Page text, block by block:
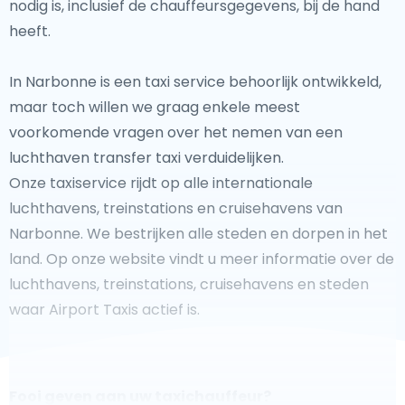
nodig is, inclusief de chauffeursgegevens, bij de hand
heeft.
In Narbonne is een taxi service behoorlijk ontwikkeld,
maar toch willen we graag enkele meest
voorkomende vragen over het nemen van een
luchthaven transfer taxi verduidelijken.
Onze taxiservice rijdt op alle internationale
luchthavens, treinstations en cruisehavens van
Narbonne. We bestrijken alle steden en dorpen in het
land. Op onze website vindt u meer informatie over de
luchthavens, treinstations, cruisehavens en steden
waar Airport Taxis actief is.